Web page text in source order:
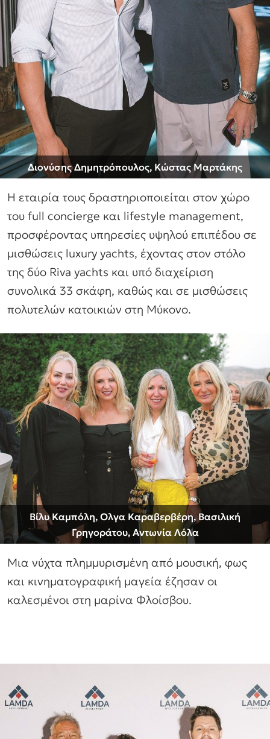
Διονύσης Δημητρόπουλος, Κώστας Μαρτάκης
Η εταιρία τους δραστηριοποιείται στον χώρο
του full concierge και lifestyle management,
προσφέροντας υπηρεσίες υψηλού επιπέδου σε
μισθώσεις luxury yachts, έχοντας στον στόλο
της δύο Riva yachts και υπό διαχείριση
συνολικά 33 σκάφη, καθώς και σε μισθώσεις
πολυτελών κατοικιών στη Μύκονο.
Βίλυ Καμπόλη, Ολγα Καραβερβέρη, Βασιλική
Γρηγοράτου, Αντωνία Λόλα
Μια νύχτα πλημμυρισμένη από μουσική, φως
και κινηματογραφική μαγεία έζησαν οι
καλεσμένοι στη μαρίνα Φλοίσβου.